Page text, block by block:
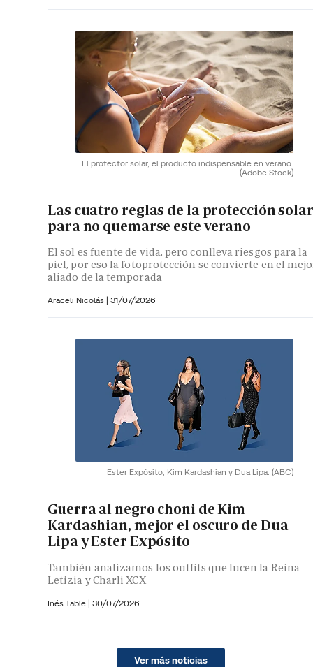
El protector solar, el producto indispensable en verano.
(Adobe Stock)
Las cuatro reglas de la protección solar
para no quemarse este verano
El sol es fuente de vida, pero conlleva riesgos para la
piel, por eso la fotoprotección se convierte en el
aliado de la temporada
Araceli Nicolás | 31/07/2026
Ester Expósito, Kim Kardashian y Dua Lipa. (ABC)
Guerra al negro choni de Kim
Kardashian, mejor el oscuro de Dua
Lipa y Ester Expósito
También analizamos los outfits que lucen la Reina
Letizia y Charli XCX
Inés Table | 30/07/2026
Ver más noticias